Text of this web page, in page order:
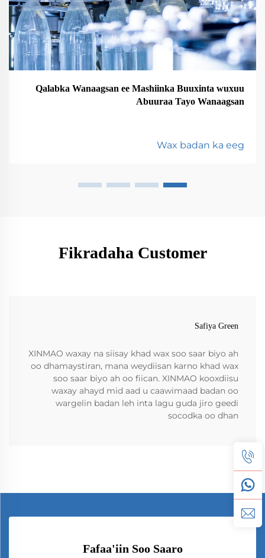
Qalabka Wanaagsan ee Mashiinka Buuxinta wuxuu
Abuuraa Tayo Wanaagsan
Wax badan ka eeg
Fikradaha Customer
Safiya Green
XINMAO waxay na siisay khad wax soo saar biyo ah
oo dhamaystiran, mana weydiisan karno khad wax
soo saar biyo ah oo fiican. XINMAO kooxdiisu
waxay ahayd mid aad u caawimaad badan oo
wargelin badan leh inta lagu guda jiro geedi
socodka oo dhan
Fafaa'iin Soo Saaro